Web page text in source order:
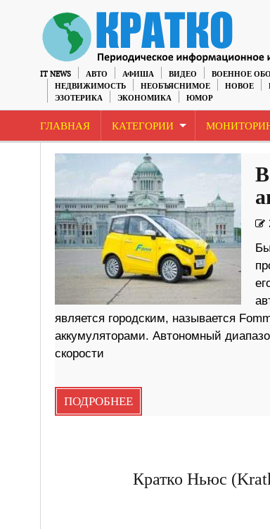
IT NEWS АВТО АФИША ВИДЕО ВОЕННОЕ
НЕДВИЖИМОСТЬ
НЕОБЪЯСНИМОЕ НОВОЕ
ЭЗОТЕРИКА
ЭКОНОМИКА ЮМОР
ГЛАВНАЯ КАТЕГОРИИ
является городским, называется
аккумуляторами. Автономный
скорости
ПОДРОБНЕЕ
Кратко Ньюс